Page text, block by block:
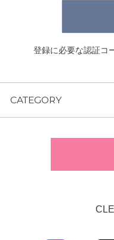
登録に必要な認証コ
CATEGORY